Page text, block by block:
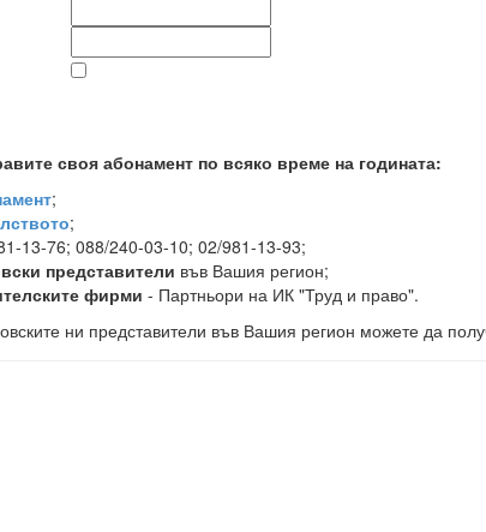
своя абонамент по всяко време на годината:
;
;
13-76; 088/240-03-10; 02/981-13-93;
представители във Вашия регион;
фирми - Партньори на ИК "Труд и право".
ни представители във Вашия регион можете да